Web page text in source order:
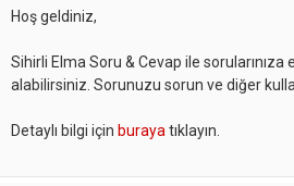
Hoş geldiniz,
Sihirli Elma Soru & Cevap ile sorularınıza
alabilirsiniz. Sorunuzu sorun ve diğer
Detaylı bilgi için buraya tıklayın.